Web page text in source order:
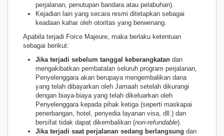
perjalanan, penutupan bandara atau pelabuhan).
Kejadian lain yang secara resmi ditetapkan sebagai
keadaan kahar oleh otoritas yang berwenang.
Apabila terjadi Force Majeure, maka berlaku ketentuan
sebagai berikut:
Jika terjadi sebelum tanggal keberangkatan dan
mengakibatkan pembatalan seluruh program perjalanan,
Penyelenggara akan berupaya mengembalikan dana
yang telah dibayarkan oleh Jamaah setelah dikurangi
dengan biaya-biaya yang telah dikeluarkan oleh
Penyelenggara kepada pihak ketiga (seperti maskapai
penerbangan, hotel, penyedia layanan visa, dll.) dan
bersifat tidak dapat dikembalikan (non-refundable).
Jika terjadi saat perjalanan sedang berlangsung dan